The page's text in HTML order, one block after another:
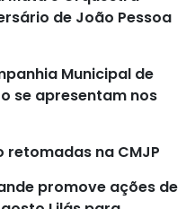
de João Pessoa
Municipal de
se apresentam nos
na CMJP
promove ações de